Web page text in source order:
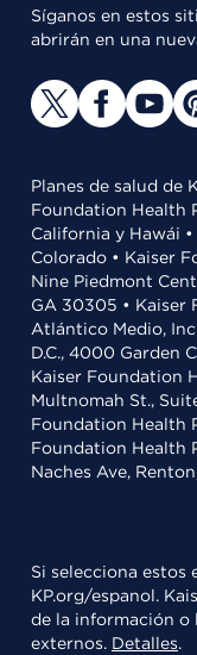
Síganos en estos
abrirán en una
Planes de salud de
Foundation Health
California y Hawái
Colorado • Kaiser
Nine Piedmont
GA 30305 • Kaiser
Atlántico Medio,
D.C., 4000 Garden
Kaiser Foundation
Multnomah St.,
Foundation Health
Foundation Health
Naches Ave,
Si selecciona estos
KP.org/espanol.
de la información o
externos. Detalles.